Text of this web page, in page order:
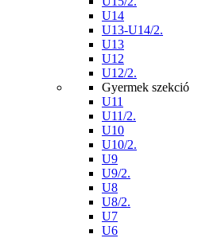
U14
U13-U14/2.
U13
U12
U12/2.
Gyermek szekció
U11
U11/2.
U10
U10/2.
U9
U9/2.
U8
U8/2.
U7
U6